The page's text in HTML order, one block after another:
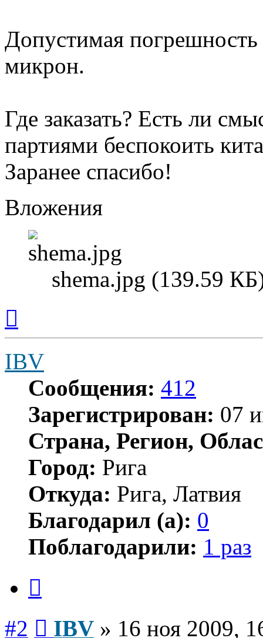
Допустимая погрешность
микрон.
Где заказать? Есть ли
партиями беспокоить
Заранее спасибо!
Вложения
shema.jpg (139.59
началу
IBV
Сообщения: 412
Зарегистрирован: 07
Страна, Регион,
Город: Рига
Откуда: Рига, Латвия
Благодарил (а): 0
Поблагодарили: 1 раз
#2 IBV » 16 ноя 2009,